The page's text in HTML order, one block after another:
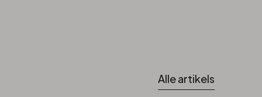
Alle artikels